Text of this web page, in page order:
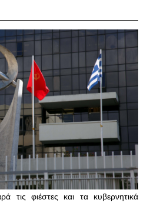
τις φιέστες και τα κυβερνητικά